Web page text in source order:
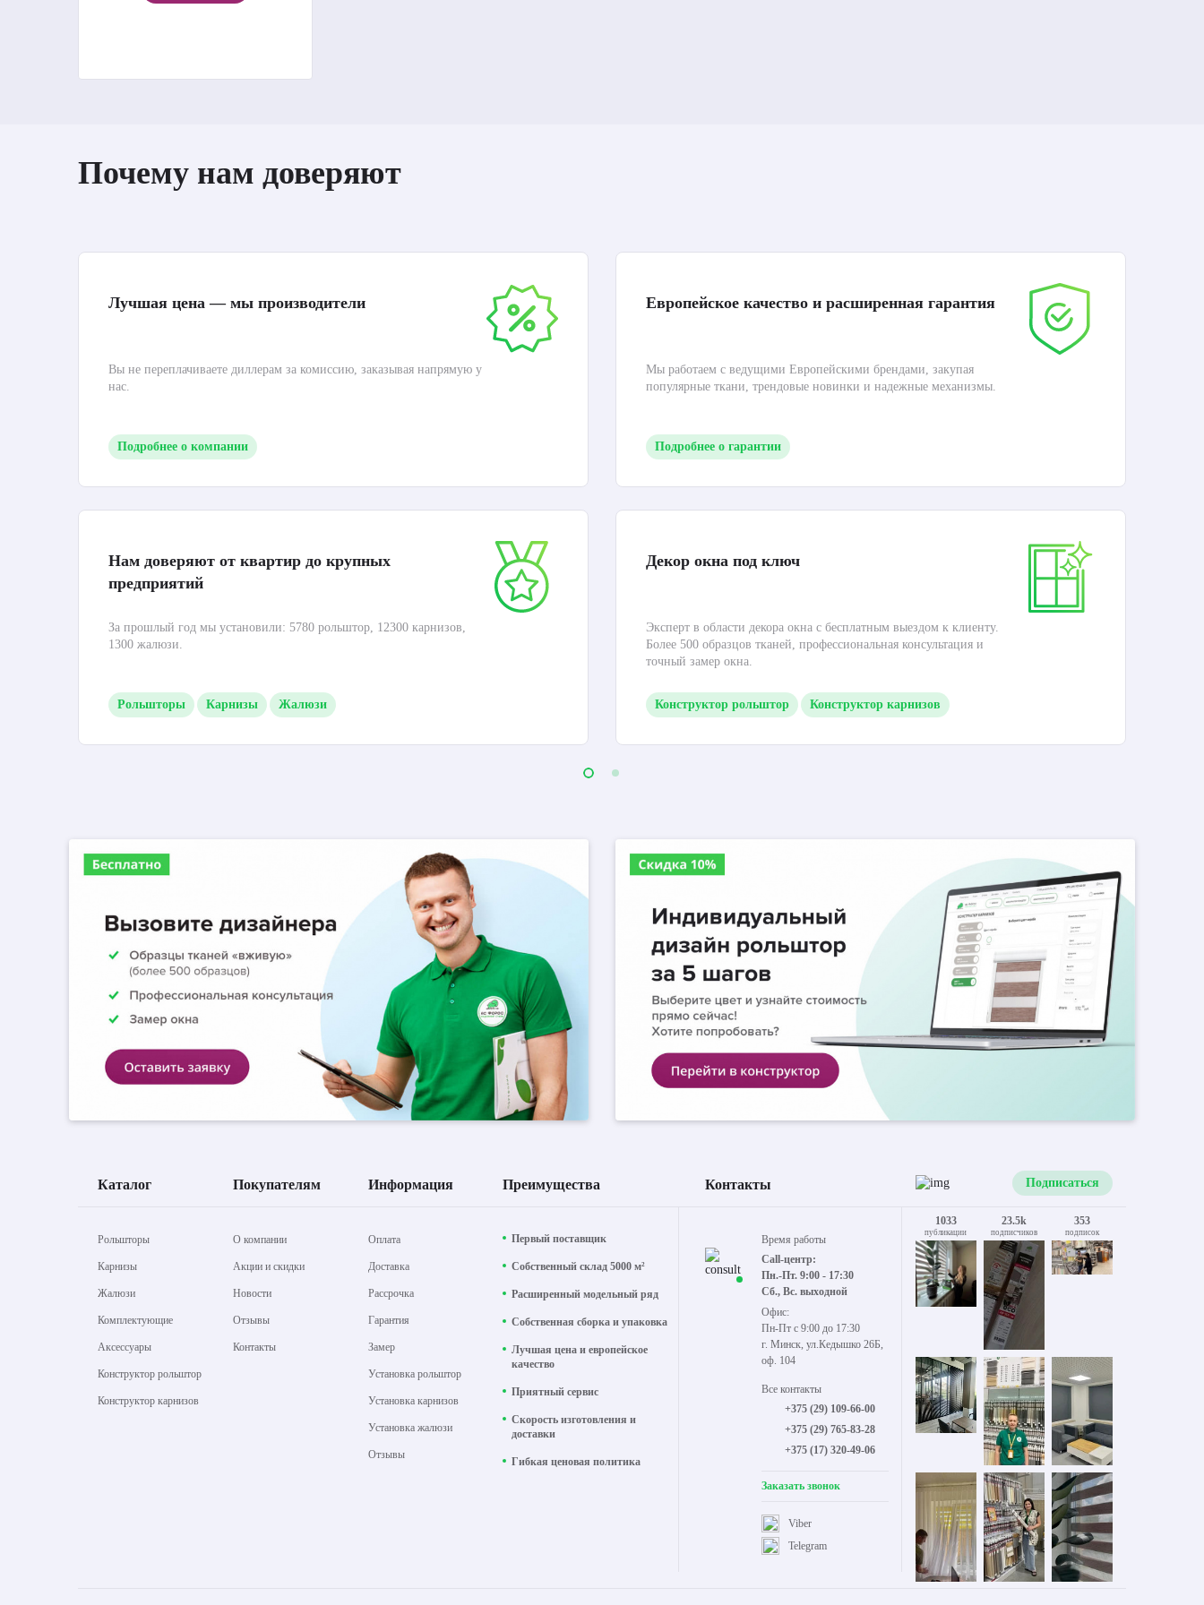
Почему нам доверяют
Лучшая цена — мы производители
Вы не переплачиваете диллерам за комиссию, заказывая напрямую у
нас.
Подробнее о компании
Нам доверяют от квартир до крупных
предприятий
За прошлый год мы установили: 5780 рольштор, 12300 карнизов,
1300 жалюзи.
Рольшторы Карнизы Жалюзи
Европейское качество и расширенная гарантия
Мы работаем с ведущими Европейскими брендами, закупая
популярные ткани, трендовые новинки и надежные механизмы.
Подробнее о гарантии
Декор окна под ключ
Эксперт в области декора окна с бесплатным выездом к клиенту.
Более 500 образцов тканей, профессиональная консультация и
точный замер окна.
Конструктор рольштор Конструктор карнизов
Каталог Покупателям Информация Преимущества
Рольшторы
Карнизы
Жалюзи
Комплектующие
Аксессуары
Конструктор рольштор
Конструктор карнизов
О компании
Акции и скидки
Новости
Отзывы
Контакты
Оплата
Доставка
Рассрочка
Гарантия
Замер
Установка рольштор
Установка карнизов
Установка жалюзи
Отзывы
Первый поставщик
Собственный склад 5000 м²
Расширенный модельный ряд
Собственная сборка и упаковка
Лучшая цена и европейское
качество
Приятный сервис
Скорость изготовления и
доставки
Гибкая ценовая политика
Контакты
Время работы
Call-центр:
Пн.-Пт. 9:00 - 17:30
Сб., Вс. выходной
Офис:
Пн-Пт с 9:00 до 17:30
г. Минск, ул.Кедышко 26Б,
оф. 104
Все контакты
+375 (29) 109-66-00
+375 (29) 765-83-28
+375 (17) 320-49-06
Заказать звонок
Viber
Telegram
Подписаться
1033
публикации
23.5k
подписчиков
353
подписок